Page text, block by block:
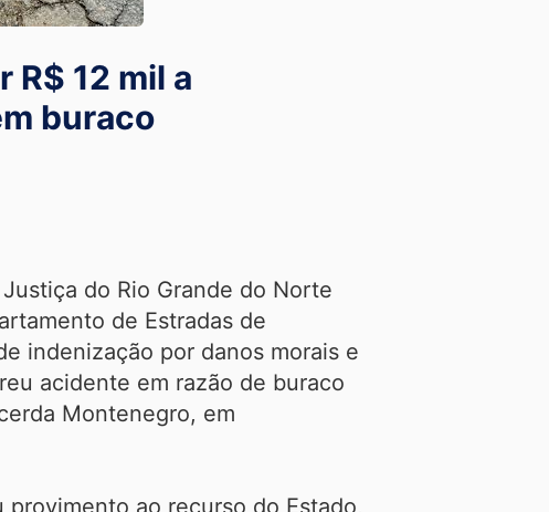
R$ 12 mil a
buraco
do Rio Grande do Norte
de Estradas de
indenização por danos morais e
acidente em razão de buraco
Montenegro, em
ao recurso do Estado,